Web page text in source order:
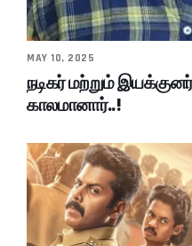
MAY 10, 2025
நடிகர் மற்றும் இயக்குனர்
காலமானார்..!